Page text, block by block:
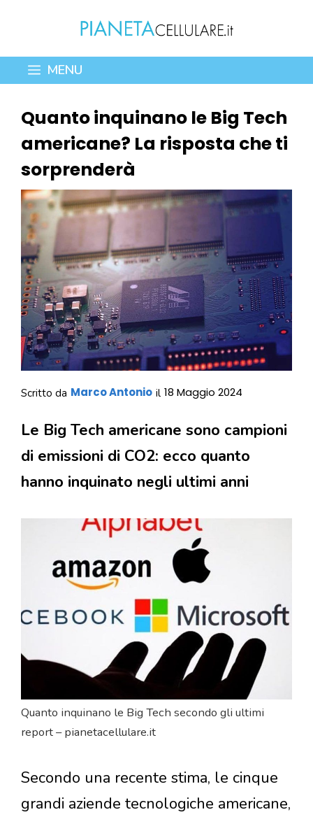
contenuto
MENU
Quanto inquinano le Big Tech
americane? La risposta che ti
sorprenderà
Scritto da Marco Antonio il 18 Maggio 2024
Le Big Tech americane sono campioni
di emissioni di CO2: ecco quanto
hanno inquinato negli ultimi anni
Quanto inquinano le Big Tech secondo gli ultimi
report – pianetacellulare.it
Secondo una recente stima, le cinque
grandi aziende tecnologiche americane,